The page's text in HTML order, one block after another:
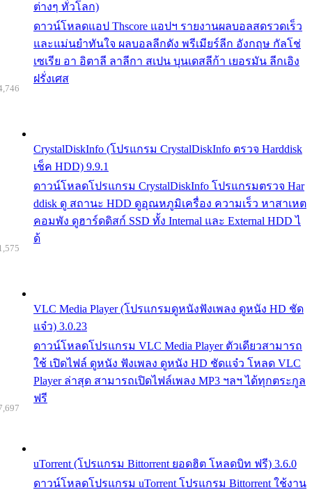
ต่างๆ ทั่วโลก)
ดาวน์โหลดแอป Thscore แอปฯ รายงานผลบอลสดรวดเร็ว
และแม่นยำทันใจ ผลบอลลีกดัง พรีเมียร์ลีก อังกฤษ กัลโช่
เซเรีย อา อิตาลี ลาลีกา สเปน บุนเดสลีก้า เยอรมัน ลีกเอิง
ฝรั่งเศส
CrystalDiskInfo (โปรแกรม CrystalDiskInfo ตรวจ Harddisk
เช็ค HDD) 9.9.1
ดาวน์โหลดโปรแกรม CrystalDiskInfo โปรแกรมตรวจ Har
ddisk ดู สถานะ HDD ดูอุณหภูมิเครื่อง ความเร็ว หาสาเหต
คอมพัง ดูฮาร์ดดิสก์ SSD ทั้ง Internal และ External HDD ไ
ด้
VLC Media Player (โปรแกรมดูหนังฟังเพลง ดูหนัง HD ชัด
แจ๋ว) 3.0.23
ดาวน์โหลดโปรแกรม VLC Media Player ตัวเดียวสามารถ
ใช้ เปิดไฟล์ ดูหนัง ฟังเพลง ดูหนัง HD ชัดแจ๋ว โหลด VLC
Player ล่าสุด สามารถเปิดไฟล์เพลง MP3 ฯลฯ ได้ทุกตระกูล
ฟรี
uTorrent (โปรแกรม Bittorrent ยอดฮิต โหลดบิท ฟรี) 3.6.0
ดาวน์โหลดโปรแกรม uTorrent โปรแกรม Bittorrent ใช้งาน